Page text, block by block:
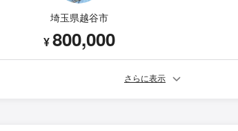
埼玉県越谷市
¥800,000
さらに表示